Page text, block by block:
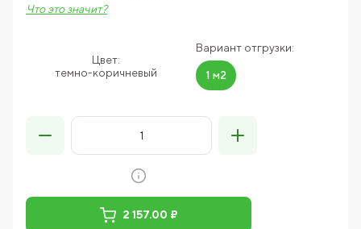
Цвет:
темно-коричневый
Вариант отгрузки:
1 м2
Что это значит?
2 157.00 ₽